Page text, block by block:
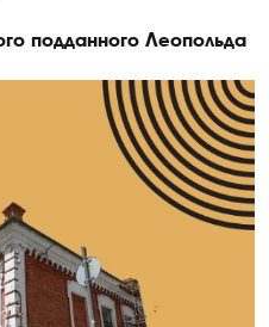
подданного Леопольда